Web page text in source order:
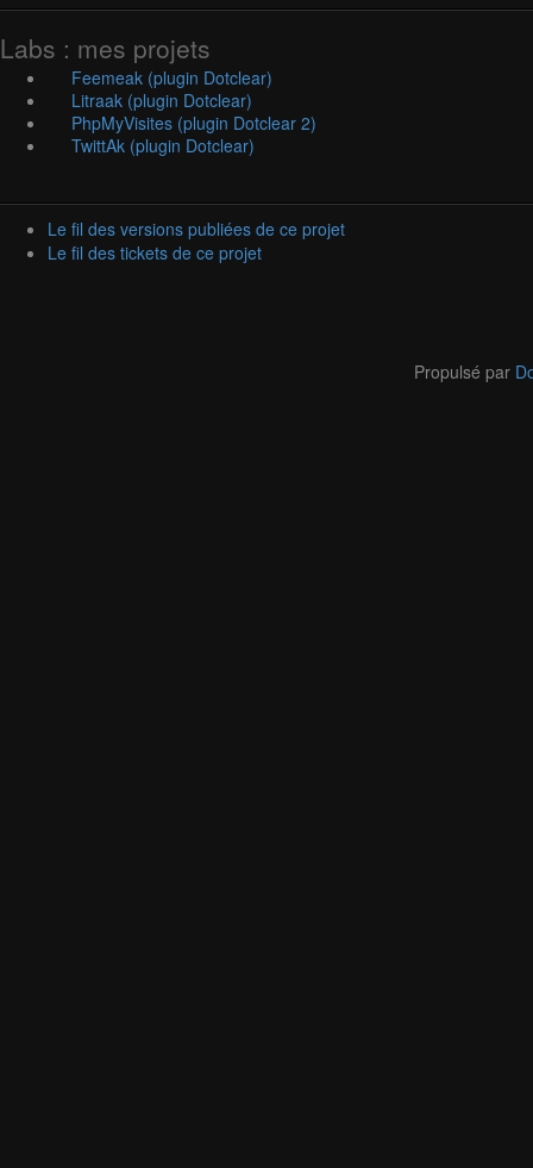
Labs : mes projets
Feemeak (plugin Dotclear)
Litraak (plugin Dotclear)
PhpMyVisites (plugin Dotclear 2)
TwittAk (plugin Dotclear)
Le fil des versions publiées de ce projet
Le fil des tickets de ce projet
Propulsé par